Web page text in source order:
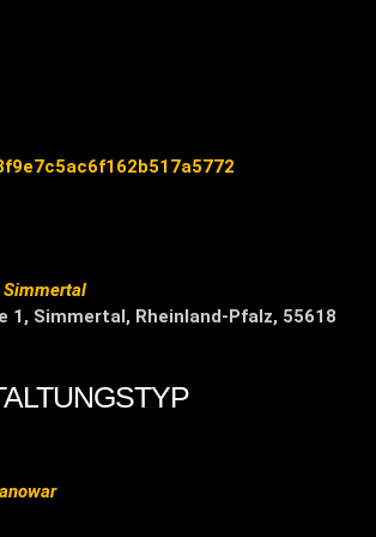
Simmertal
1, Simmertal, Rheinland-Pfalz, 55618